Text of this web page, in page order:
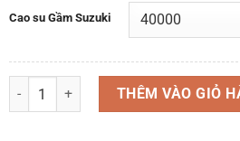
Cao su Gầm Suzuki
Cao su Nắp đậy khoang lốp dự phòng
THÊM VÀO GIỎ